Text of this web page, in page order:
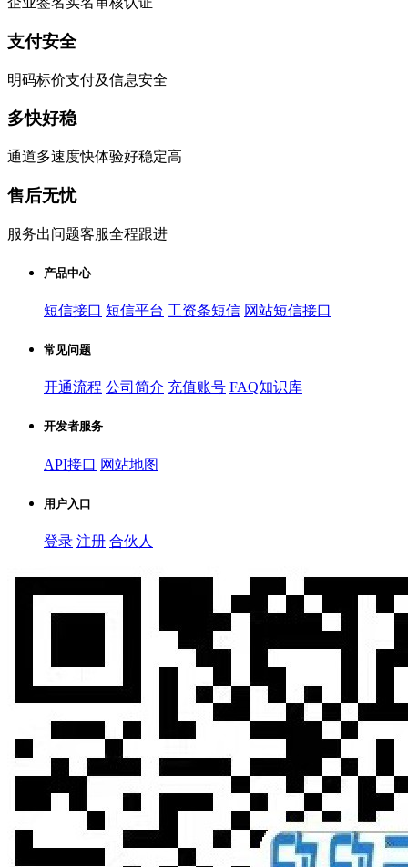
支付安全
明码标价支付及信息安全
多快好稳
通道多速度快体验好稳定高
售后无忧
服务出问题客服全程跟进
产品中心
短信接口 短信平台 工资条短信 网站短信接口
常见问题
开通流程 公司简介 充值账号 FAQ知识库
开发者服务
API接口 网站地图
用户入口
登录 注册 合伙人